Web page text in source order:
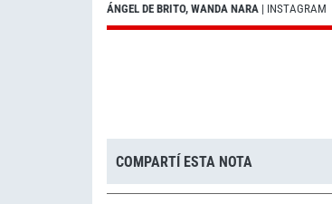
ÁNGEL DE BRITO, WANDA NARA | INSTAGRAM
COMPARTÍ ESTA NOTA